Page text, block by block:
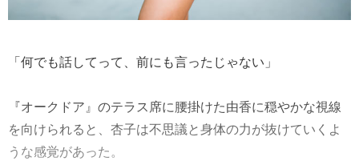
「何でも話してって、前にも言ったじゃない」
『オークドア』のテラス席に腰掛けた由香に穏やかな視線
を向けられると、杏子は不思議と身体の力が抜けていくよ
うな感覚があった。